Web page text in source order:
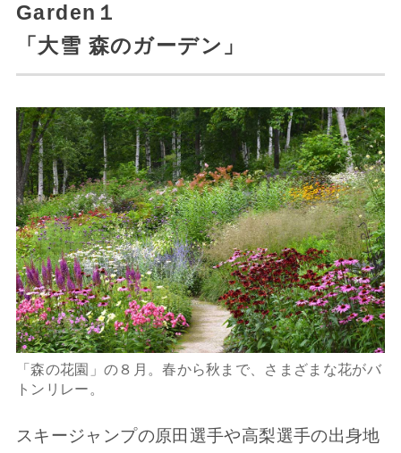
Garden１
「大雪 森のガーデン」
「森の花園」の８月。春から秋まで、さまざまな花がバ
トンリレー。
スキージャンプの原田選手や高梨選手の出身地